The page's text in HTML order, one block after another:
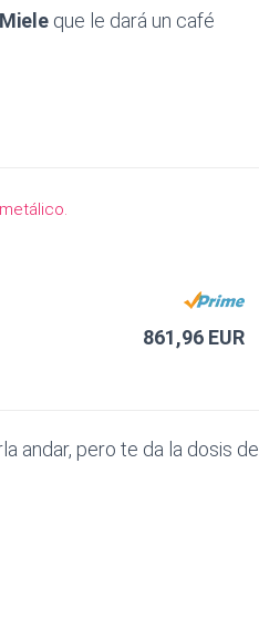
que le dará un café
861,96 EUR
andar, pero te da la dosis de